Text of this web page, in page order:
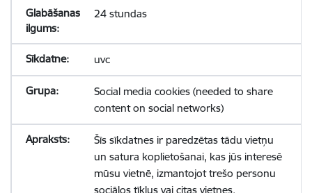
24 stundas
uvc
Social media cookies (needed to share
content on social networks)
Šīs sīkdatnes ir paredzētas tādu vietņu
un satura koplietošanai, kas jūs interesē
mūsu vietnē, izmantojot trešo personu
sociālos tīklus vai citas vietnes.